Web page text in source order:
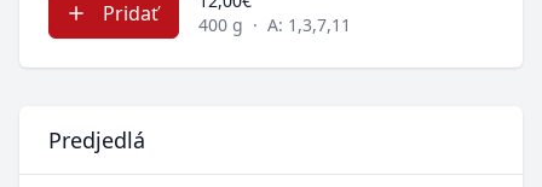
Pridať
400 g · A: 1,3,7,11
Predjedlá